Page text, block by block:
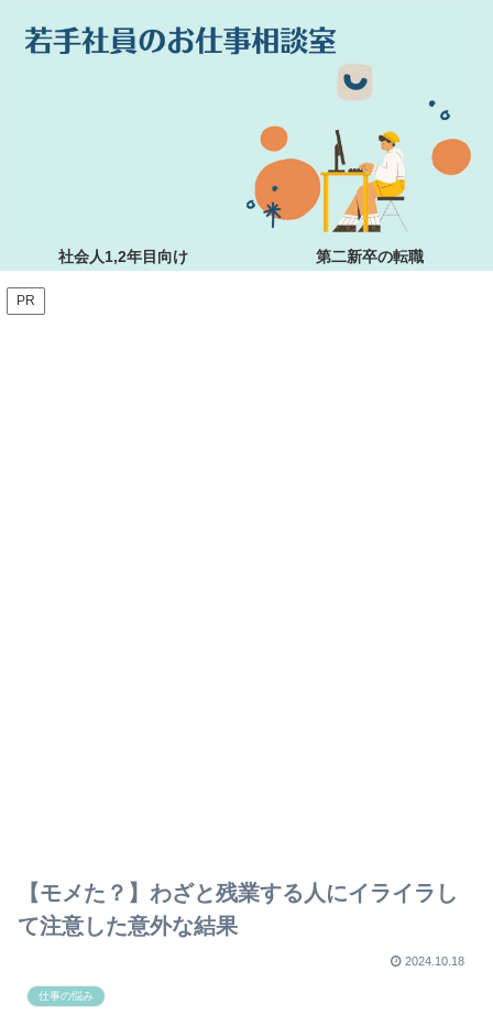
社会人1,2年目向け 第二新卒の転職
PR
【モメた？】わざと残業する人にイライラし
て注意した意外な結果
2024.10.18
仕事の悩み